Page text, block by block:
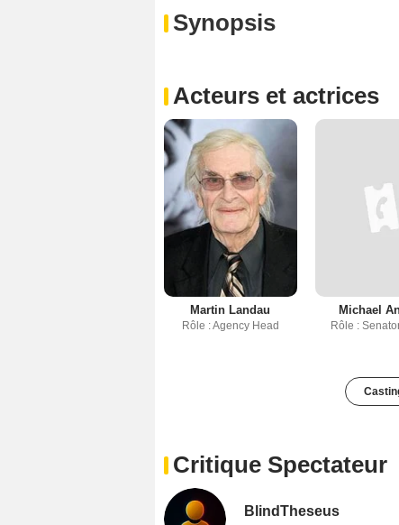
Synopsis
Acteurs et actrices
Martin Landau
Rôle : Agency Head
Michael
Rôle :
Critique Spectateur
BlindTheseus